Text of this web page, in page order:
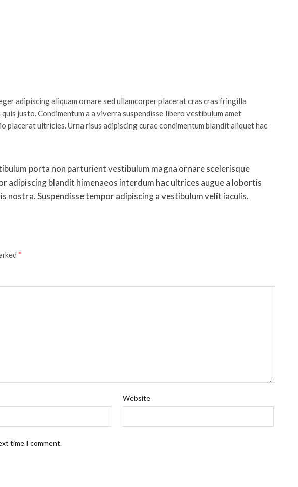
adipiscing aliquam ornare sed ullamcorper placerat cras cras fringilla
justo. Condimentum a a viverra suspendisse libero vestibulum amet
placerat ultricies. Urna risus adipiscing curae condimentum blandit aliquet hac
porta non parturient vestibulum magna ornare scelerisque
blandit himenaeos interdum hac ultrices augue a lobortis
nostra. Suspendisse tempor adipiscing a vestibulum velit iaculis.
*
Website
time I comment.